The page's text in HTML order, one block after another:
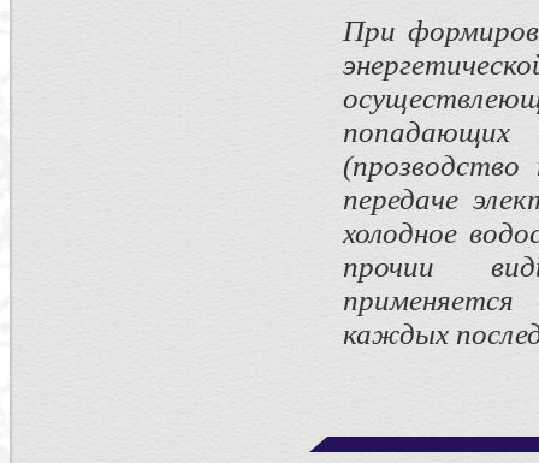
При
попадающих
(прозводство
передаче
холодное
прочии
каждых